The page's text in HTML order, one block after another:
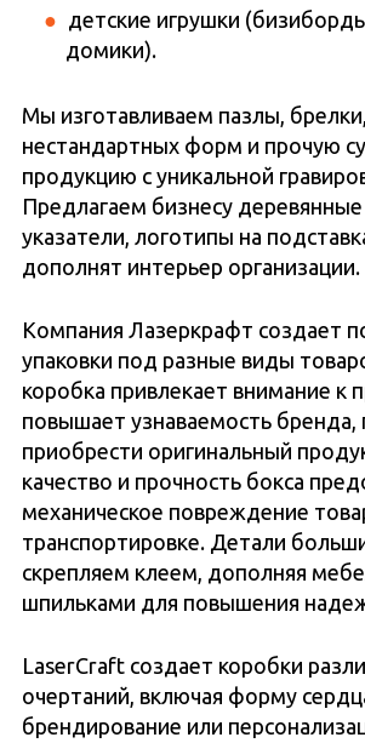
детские игрушки
домики).
Мы изготавливаем пазлы,
нестандартных форм и прочую
продукцию с уникальной
Предлагаем бизнесу деревянные
указатели, логотипы на
дополнят интерьер организации.
Компания Лазеркрафт создает
упаковки под разные виды
коробка привлекает внимание к
повышает узнаваемость
приобрести оригинальный
качество и прочность бокса
механическое повреждение
транспортировке. Детали
скрепляем клеем, дополняя
шпильками для повышения
LaserCraft создает коробки
очертаний, включая форму
брендирование или